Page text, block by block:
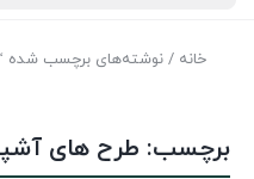
خانه / نوشته‌های برچسب شده
برچسب: طرح های